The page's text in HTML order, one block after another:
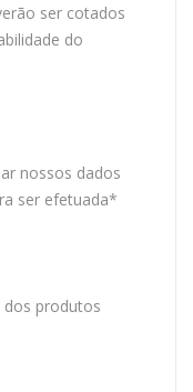
ser cotados
do
nossos dados
ser efetuada*
dos produtos